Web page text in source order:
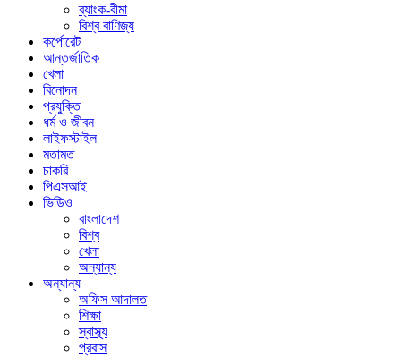
ব্যাংক-বীমা
বিশ্ব বাণিজ্য
কর্পোরেট
আন্তর্জাতিক
খেলা
বিনোদন
প্রযুক্তি
ধর্ম ও জীবন
লাইফস্টাইল
মতামত
চাকরি
পিএসআই
ভিডিও
বাংলাদেশ
বিশ্ব
খেলা
অন্যান্য
অন্যান্য
অফিস আদালত
শিক্ষা
স্বাস্থ্য
প্রবাস